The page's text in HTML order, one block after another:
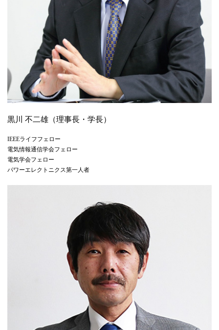
黒川 不二雄（理事長・学長）
IEEEライフフェロー
電気情報通信学会フェロー
電気学会フェロー
パワーエレクトニクス第一人者